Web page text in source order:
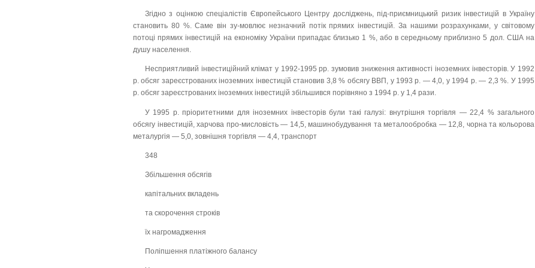
Згідно з оцінкою спеціалістів Європейського Центру досліджень, під-приємницький ризик інвестицій в Україну
становить 80 %. Саме він зу-мовлює незначний потік прямих інвестицій. За нашими розрахунками, у світовому
потоці прямих інвестицій на економіку України припадає близько 1 %, або в середньому приблизно 5 дол. США на
душу населення.
Несприятливий інвестиційний клімат у 1992-1995 pp. зумовив зниження активності іноземних інвесторів. У 1992
р. обсяг зареєстрованих іноземних інвестицій становив 3,8 % обсягу ВВП, у 1993 р. — 4,0, у 1994 р. — 2,3 %. У 1995
р. обсяг зареєстрованих іноземних інвестицій збільшився порівняно з 1994 р. у 1,4 рази.
У 1995 р. пріоритетними для іноземних інвесторів були такі галузі: внутрішня торгівля — 22,4 % загального
обсягу інвестицій, харчова про-мисловість — 14,5, машинобудування та металообробка — 12,8, чорна та кольорова
металургія — 5,0, зовнішня торгівля — 4,4, транспорт
348
Збільшення обсягів
капітальних вкладень
та скорочення строків
їх нагромадження
Поліпшення платіжного балансу